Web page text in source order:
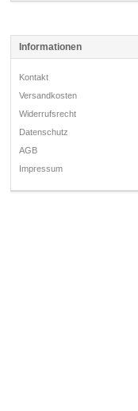
Informationen
Kontakt
Versandkosten
Widerrufsrecht
Datenschutz
AGB
Impressum